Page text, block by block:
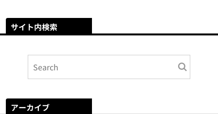
サイト内検索
アーカイブ